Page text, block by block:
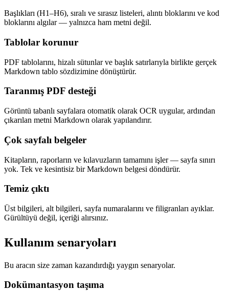
Başlıkları (H1–H6), sıralı ve sırasız listeleri, alıntı bloklarını ve kod
bloklarını algılar — yalnızca ham metni değil.
Tablolar korunur
PDF tablolarını, hizalı sütunlar ve başlık satırlarıyla birlikte gerçek
Markdown tablo sözdizimine dönüştürür.
Taranmış PDF desteği
Görüntü tabanlı sayfalara otomatik olarak OCR uygular, ardından
çıkarılan metni Markdown olarak yapılandırır.
Çok sayfalı belgeler
Kitapların, raporların ve kılavuzların tamamını işler — sayfa sınırı
yok. Tek ve kesintisiz bir Markdown belgesi döndürür.
Temiz çıktı
Üst bilgileri, alt bilgileri, sayfa numaralarını ve filigranları ayıklar.
Gürültüyü değil, içeriği alırsınız.
Kullanım senaryoları
Bu aracın size zaman kazandırdığı yaygın senaryolar.
Dokümantasyon taşıma